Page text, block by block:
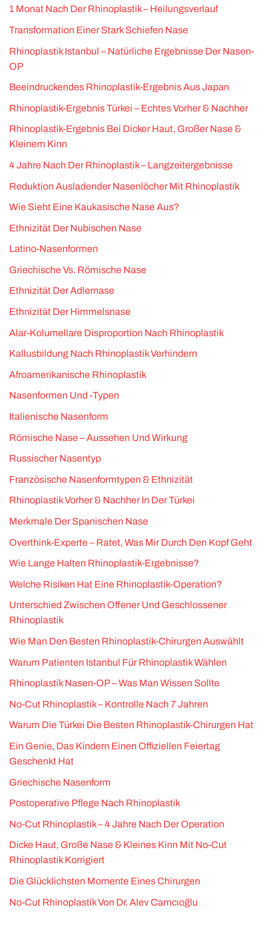
1 Monat Nach Der Rhinoplastik – Heilungsverlauf
Transformation Einer Stark Schiefen Nase
Rhinoplastik Istanbul – Natürliche Ergebnisse Der Nasen-
OP
Beeindruckendes Rhinoplastik-Ergebnis Aus Japan
Rhinoplastik-Ergebnis Türkei – Echtes Vorher & Nachher
Rhinoplastik-Ergebnis Bei Dicker Haut, Großer Nase &
Kleinem Kinn
4 Jahre Nach Der Rhinoplastik – Langzeitergebnisse
Reduktion Ausladender Nasenlöcher Mit Rhinoplastik
Wie Sieht Eine Kaukasische Nase Aus?
Ethnizität Der Nubischen Nase
Latino-Nasenformen
Griechische Vs. Römische Nase
Ethnizität Der Adlernase
Ethnizität Der Himmelsnase
Alar-Kolumellare Disproportion Nach Rhinoplastik
Kallusbildung Nach Rhinoplastik Verhindern
Afroamerikanische Rhinoplastik
Nasenformen Und -Typen
Italienische Nasenform
Römische Nase – Aussehen Und Wirkung
Russischer Nasentyp
Französische Nasenformtypen & Ethnizität
Rhinoplastik Vorher & Nachher In Der Türkei
Merkmale Der Spanischen Nase
Overthink-Experte – Ratet, Was Mir Durch Den Kopf Geht
Wie Lange Halten Rhinoplastik-Ergebnisse?
Welche Risiken Hat Eine Rhinoplastik-Operation?
Unterschied Zwischen Offener Und Geschlossener
Rhinoplastik
Wie Man Den Besten Rhinoplastik-Chirurgen Auswählt
Warum Patienten Istanbul Für Rhinoplastik Wählen
Rhinoplastik Nasen-OP – Was Man Wissen Sollte
No-Cut Rhinoplastik – Kontrolle Nach 7 Jahren
Warum Die Türkei Die Besten Rhinoplastik-Chirurgen Hat
Ein Genie, Das Kindern Einen Offiziellen Feiertag
Geschenkt Hat
Griechische Nasenform
Postoperative Pflege Nach Rhinoplastik
No-Cut Rhinoplastik – 4 Jahre Nach Der Operation
Dicke Haut, Große Nase & Kleines Kinn Mit No-Cut
Rhinoplastik Korrigiert
Die Glücklichsten Momente Eines Chirurgen
No-Cut Rhinoplastik Von Dr. Alev Camcıoğlu